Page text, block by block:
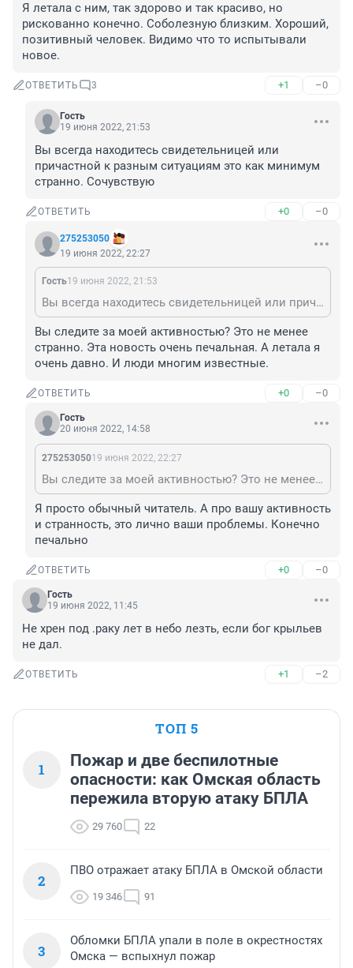
Я летала с ним, так здорово и так красиво, но
рискованно конечно. Соболезную близким. Хороший,
позитивный человек. Видимо что то испытывали
новое.
ОТВЕТИТЬ 3 +1 –0
Гость
19 июня 2022, 21:53
Вы всегда находитесь свидетельницей или
причастной к разным ситуациям это как минимум
странно. Сочувствую
ОТВЕТИТЬ +0 –0
275253050
19 июня 2022, 22:27
Гость19 июня 2022, 21:53
Вы всегда находитесь свидетельницей или причастной к разным ситуациям это как минимум странно. Сочувствую
Вы следите за моей активностью? Это не менее
странно. Эта новость очень печальная. А летала я
очень давно. И люди многим известные.
ОТВЕТИТЬ +0 –0
Гость
20 июня 2022, 14:58
27525305019 июня 2022, 22:27
Вы следите за моей активностью? Это не менее странно. Эта новость очень печальная. А летала я очень давно. И люди многим известные.
Я просто обычный читатель. А про вашу активность
и странность, это лично ваши проблемы. Конечно
печально
ОТВЕТИТЬ +0 –0
Гость
19 июня 2022, 11:45
Не хрен под .раку лет в небо лезть, если бог крыльев
не дал.
ОТВЕТИТЬ +1 –2
ТОП 5
1
Пожар и две беспилотные
опасности: как Омская область
пережила вторую атаку БПЛА
29 760 22
2
ПВО отражает атаку БПЛА в Омской области
19 346 91
3
Обломки БПЛА упали в поле в окрестностях
Омска — вспыхнул пожар